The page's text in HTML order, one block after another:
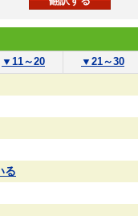
▼ 11～20 ▼ 21～30
る